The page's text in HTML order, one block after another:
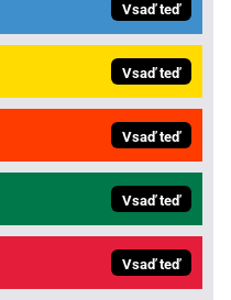
Vsaď teď
Vsaď teď
Vsaď teď
Vsaď teď
Vsaď teď